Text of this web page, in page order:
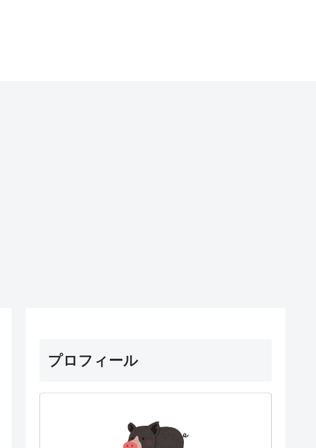
プロフィール